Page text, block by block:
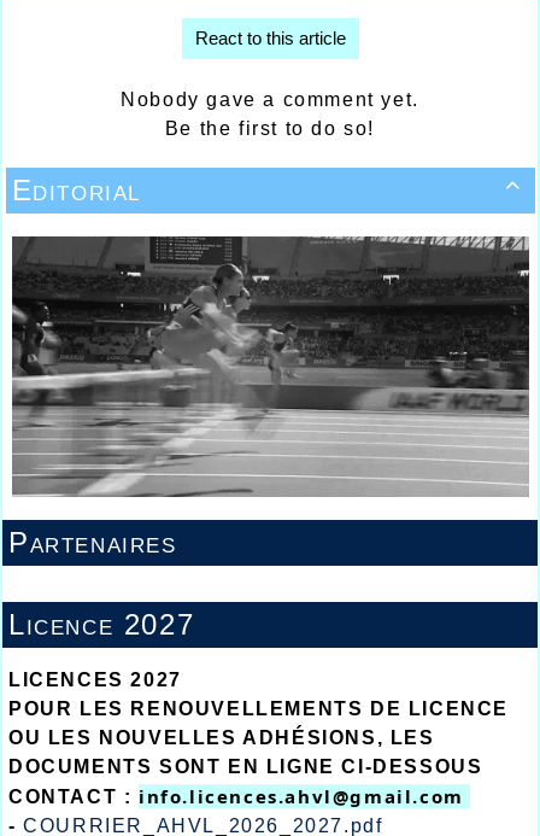
Partenaires
Licence 2027
LICENCES 2027
POUR LES RENOUVELLEMENTS DE LICENCE
OU LES NOUVELLES ADHÉSIONS, LES
DOCUMENTS SONT EN LIGNE CI-DESSOUS
CONTACT : info.licences.ahvl@gmail.com
-COURRIER_AHVL_2026_2027.pdf
React to this article
Nobody gave a comment yet.
Be the first to do so!

Editorial